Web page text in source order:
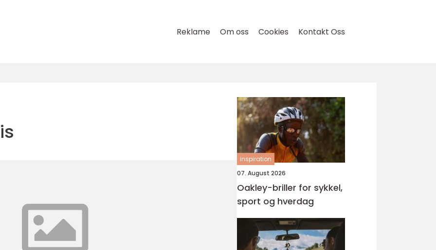
Reklame Om oss Cookies Kontakt Oss
inspiration
07. August 2026
Oakley-briller for sykkel,
sport og hverdag